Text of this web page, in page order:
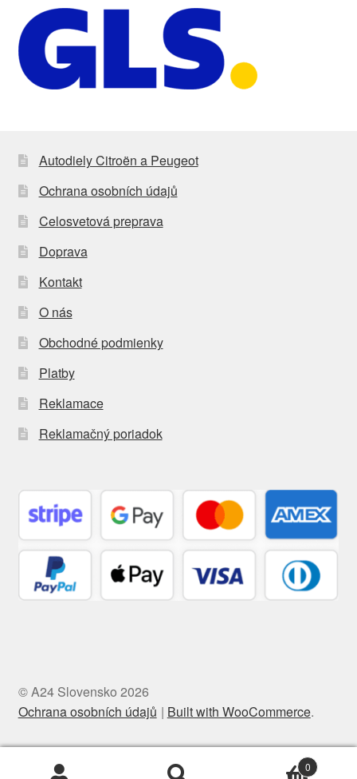
Autodiely Citroën a Peugeot
Ochrana osobních údajů
Celosvetová preprava
Doprava
Kontakt
O nás
Obchodné podmienky
Platby
Reklamace
Reklamačný poriadok
© A24 Slovensko 2026
Ochrana osobních údajů
Built with WooCommerce.
Vyhľadávanie
0